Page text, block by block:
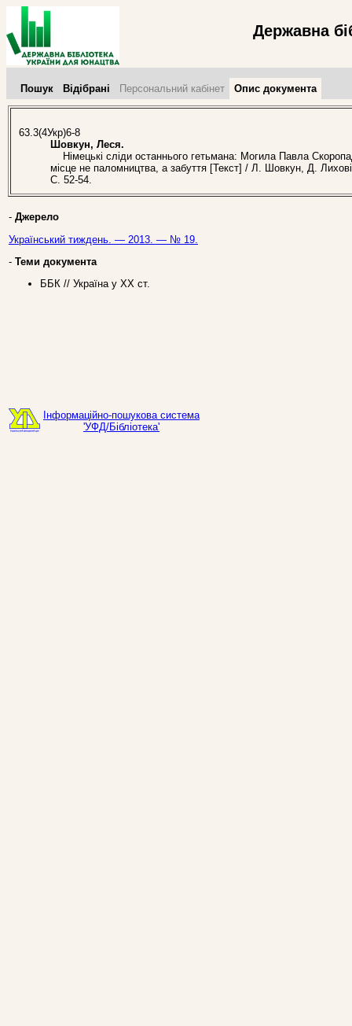
Державна
Пошук Відібрані Персональний кабінет Опис документа
63.3(4Укр)6-8
Шовкун, Леся.
Німецькі сліди останнього гетьмана: Могила Павла
місце не паломництва, а забуття [Текст] / Л. Шовкун, Д.
С. 52-54.
- Джерело
Український тиждень. — 2013. — № 19.
- Теми документа
ББК // Україна у ХХ ст.
Інформаційно-пошукова система
'УФД/Бібліотека'